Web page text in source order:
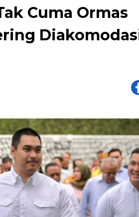
Cuma Ormas